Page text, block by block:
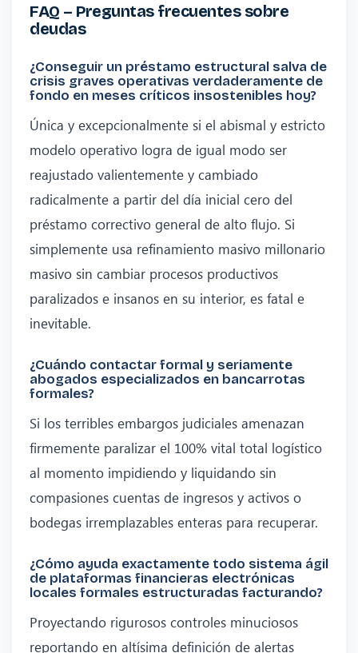
FAQ – Preguntas frecuentes sobre
deudas
¿Conseguir un préstamo estructural salva de
crisis graves operativas verdaderamente de
fondo en meses críticos insostenibles hoy?
Única y excepcionalmente si el abismal y estricto
modelo operativo logra de igual modo ser
reajustado valientemente y cambiado
radicalmente a partir del día inicial cero del
préstamo correctivo general de alto flujo. Si
simplemente usa refinamiento masivo millonario
masivo sin cambiar procesos productivos
paralizados e insanos en su interior, es fatal e
inevitable.
¿Cuándo contactar formal y seriamente
abogados especializados en bancarrotas
formales?
Si los terribles embargos judiciales amenazan
firmemente paralizar el 100% vital total logístico
al momento impidiendo y liquidando sin
compasiones cuentas de ingresos y activos o
bodegas irremplazables enteras para recuperar.
¿Cómo ayuda exactamente todo sistema ágil
de plataformas financieras electrónicas
locales formales estructuradas facturando?
Proyectando rigurosos controles minuciosos
reportando en altísima definición de alertas